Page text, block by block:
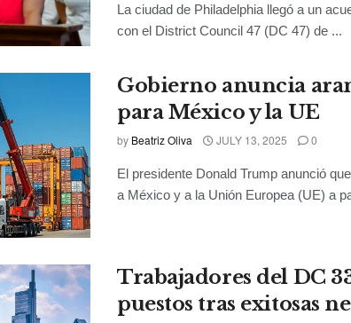
La ciudad de Philadelphia llegó a un
con el District Council 47 (DC 47) de ...
Gobierno anuncia
para México y la UE
by Beatriz Oliva JULY 13, 2025 0
El presidente Donald Trump anunció
a México y a la Unión Europea (UE) a
Trabajadores del DC
puestos tras exitosas